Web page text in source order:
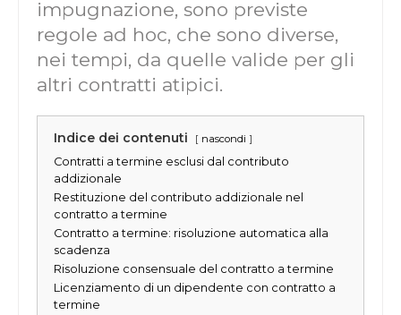
impugnazione, sono previste
regole ad hoc, che sono diverse,
nei tempi, da quelle valide per gli
altri contratti atipici.
Indice dei contenuti nascondi
Contratti a termine esclusi dal contributo
addizionale
Restituzione del contributo addizionale nel
contratto a termine
Contratto a termine: risoluzione automatica alla
scadenza
Risoluzione consensuale del contratto a termine
Licenziamento di un dipendente con contratto a
termine